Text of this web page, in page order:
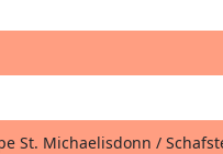
St. Michaelisdonn /